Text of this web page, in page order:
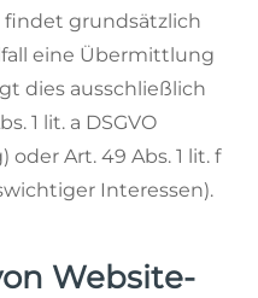
findet grundsätzlich
eine Übermittlung
dies ausschließlich
1 lit. a DSGVO
Art. 49 Abs. 1 lit. f
Interessen).
Website-